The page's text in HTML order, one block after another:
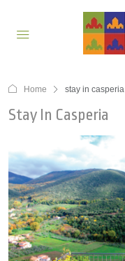
Home stay in casperia
Stay In Casperia